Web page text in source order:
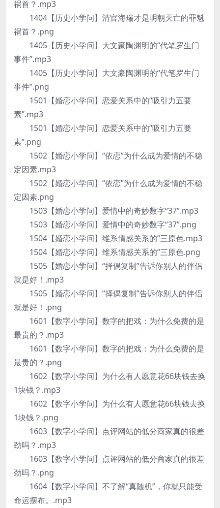
祸首？.mp3
1404【历史小学问】清官海瑞才是明朝灭亡的罪魁
祸首？.png
1405【历史小学问】大文豪陶渊明的“代笔罗生门
事件”.mp3
1405【历史小学问】大文豪陶渊明的“代笔罗生门
事件”.png
1501【婚恋小学问】恋爱关系中的“吸引力五要
素”.mp3
1501【婚恋小学问】恋爱关系中的“吸引力五要
素”.png
1502【婚恋小学问】“依恋”为什么成为爱情的不稳
定因素.mp3
1502【婚恋小学问】“依恋”为什么成为爱情的不稳
定因素.png
1503【婚恋小学问】爱情中的奇妙数字“37”.mp3
1503【婚恋小学问】爱情中的奇妙数字“37”.png
1504【婚恋小学问】维系情感关系的“三原色.mp3
1504【婚恋小学问】维系情感关系的“三原色.png
1505【婚恋小学问】“择偶复制”告诉你别人的伴侣
就是好！.mp3
1505【婚恋小学问】“择偶复制”告诉你别人的伴侣
就是好！.png
1601【数字小学问】数字的把戏：为什么免费的是
最贵的？.mp3
1601【数字小学问】数字的把戏：为什么免费的是
最贵的？.png
1602【数字小学问】为什么有人愿意花66块钱去换
1块钱？.mp3
1602【数字小学问】为什么有人愿意花66块钱去换
1块钱？.png
1603【数字小学问】点评网站的低分商家真的很差
劲吗？.mp3
1603【数字小学问】点评网站的低分商家真的很差
劲吗？.png
1604【数字小学问】不了解“真随机”，你就只能受
命运摆布。.mp3